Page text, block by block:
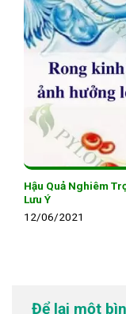
Hậu Quả Nghiêm
Lưu Ý
12/06/2021
Để lại một